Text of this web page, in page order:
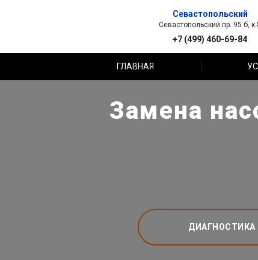
Севастопольский
Севастопольский пр. 95 б,
+7 (499) 460-69-84
ГЛАВНАЯ
Замена
ДИАГНОСТИКА